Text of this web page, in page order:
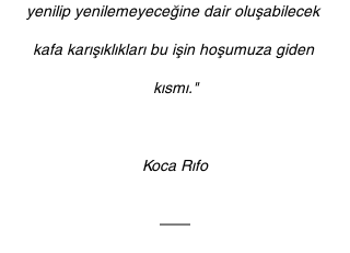
yenilip yenilemeyeceğine dair oluşabilecek
kafa karışıklıkları bu işin hoşumuza giden
kısmı."
Koca Rıfo